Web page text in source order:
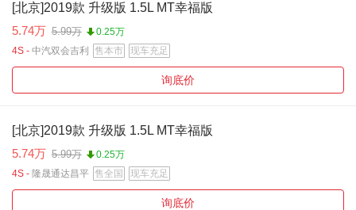
[北京]2019款 升级版 1.5L MT幸福版
5.74万 5.99万
0.25万
4S - 中汽双会吉利 售本市 现车充足
询底价
[北京]2019款 升级版 1.5L MT幸福版
5.74万 5.99万
0.25万
4S - 隆晟通达昌平 售全国 现车充足
询底价